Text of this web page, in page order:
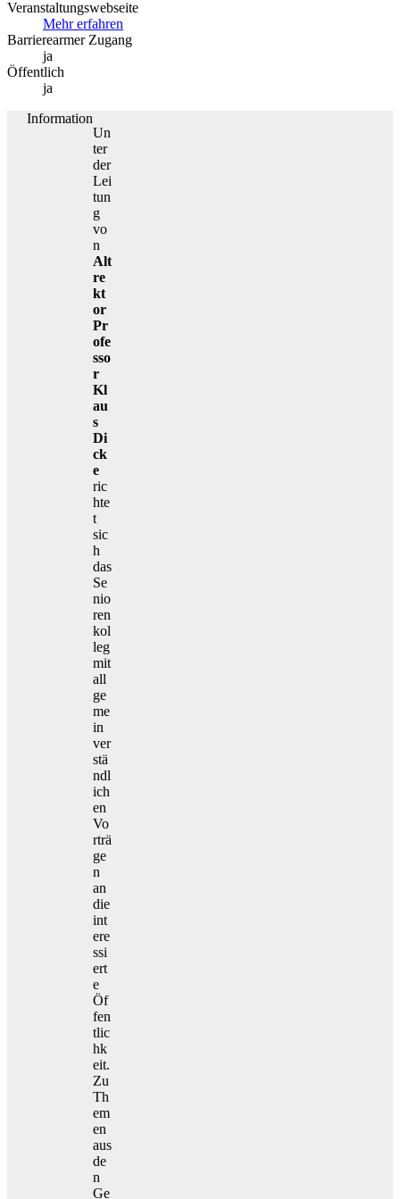
Veranstaltungswebseite
Mehr erfahren
Barrierearmer Zugang
ja
Öffentlich
ja
Information
Un
ter
der
Lei
tun
g
vo
n
Alt
re
kt
or
Pr
ofe
sso
r
Kl
au
s
Di
ck
e
ric
hte
t
sic
h
das
Se
nio
ren
kol
leg
mit
all
ge
me
in
ver
stä
ndl
ich
en
Vo
rträ
ge
n
an
die
int
ere
ssi
ert
e
Öf
fen
tlic
hk
eit.
Zu
Th
em
en
aus
de
n
Ge